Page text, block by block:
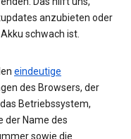
anzubieten oder
schwach ist.
eindeutige
des Browsers, der
Betriebssystem,
der Name des
sowie die